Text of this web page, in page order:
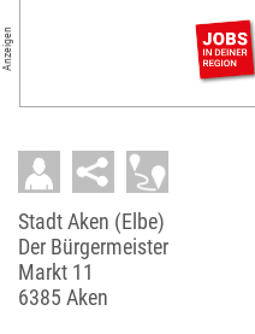
Anzeigen
Stadt Aken (Elbe)
Der Bürgermeister
Markt 11
6385 Aken